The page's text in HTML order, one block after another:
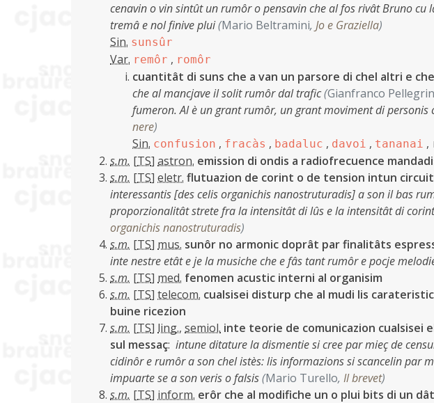
cenavin o vin sintût un rumôr o pensavin che al fos rivât Bruno
tremâ e nol finive plui(Mario Beltramini, Jo e Graziella)
Sin. sunsûr
Var. remôr , romôr
cuantitât di suns che a van un parsore di chel altri e
che al mancjave il solit rumôr dal trafic(Gianfranco
fumeron. Al è un grant rumôr, un grant moviment di personis
nere)
Sin. confusion , fracàs , badaluc , davoi , tananai ,
s.m. [TS] astron. emission di ondis a radiofrecuence
s.m. [TS] eletr. flutuazion de corint o de tension intun
interessantis [des celis organichis nanostruturadis] a son il bas
proporzionalitât strete fra la intensitât di lûs e la intensitât di
organichis nanostruturadis)
s.m. [TS] mus. sunôr no armonic doprât par finalitâts
inte nestre etât e je la musiche che e fâs tant rumôr e pocje
s.m. [TS] med. fenomen acustic interni al organisim
s.m. [TS] telecom. cualsisei disturp che al mudi lis
buine ricezion
s.m. [TS] ling., semiol. inte teorie de comunicazion cualsisei
sul messaç: intune ditature la dismentie si cree par mieç de
cidinôr e rumôr a son chel istès: lis informazions si scancelin par
impuarte se a son veris o falsis(Mario Turello, Il brevet)
s.m. [TS] inform. erôr che al modifiche un o plui bits di un